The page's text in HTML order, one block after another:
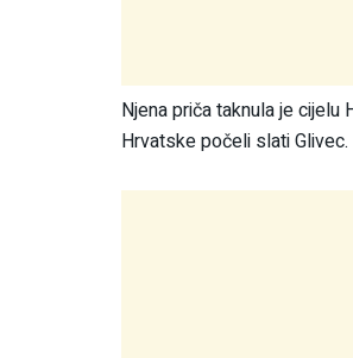
Njena priča taknula je
Hrvatske počeli slati